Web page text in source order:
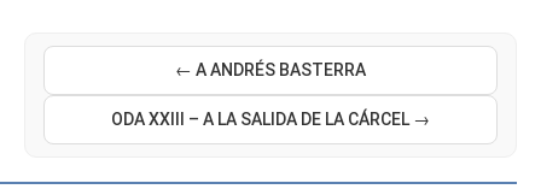
← A ANDRÉS BASTERRA
ODA XXIII – A LA SALIDA DE LA CÁRCEL →